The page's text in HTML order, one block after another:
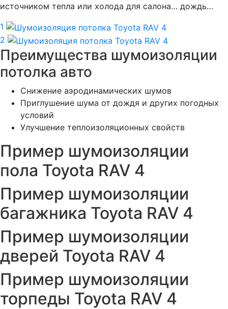
источником тепла или холода для салона… дождь…
1
2
Преимущества шумоизоляции
потолка авто
Снижение аэродинамических шумов
Приглушение шума от дождя и других погодных
условий
Улучшение теплоизоляционных свойств
Пример шумоизоляции
пола Toyota RAV 4
Пример шумоизоляции
багажника Toyota RAV 4
Пример шумоизоляции
дверей Toyota RAV 4
Пример шумоизоляции
торпеды Toyota RAV 4